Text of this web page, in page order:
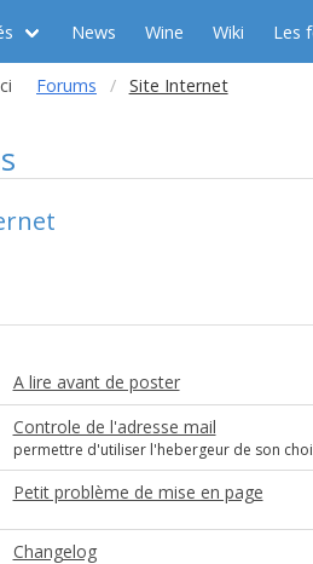
News Wine Wiki Les
Forums Site Internet
A lire avant de poster
Controle de l'adresse mail
permettre d'utiliser l'hebergeur de son
Petit problème de mise en page
Changelog